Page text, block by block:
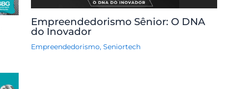
Empreendedorismo Sênior: O DNA
do Inovador
Empreendedorismo, Seniortech